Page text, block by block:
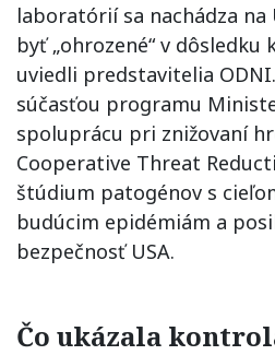
laboratórií sa nachádza
byť „ohrozené“ v dôsledku
uviedli predstavitelia
súčasťou programu
spoluprácu pri znižovaní
Cooperative Threat
štúdium patogénov s
budúcim epidémiám a
bezpečnosť USA.
Čo ukázala